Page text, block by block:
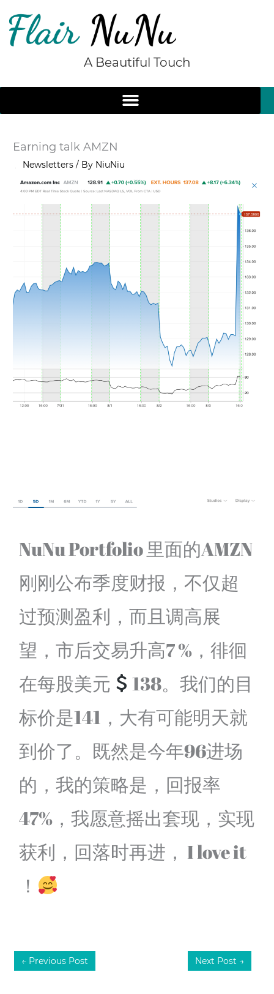
content
A Beautiful Touch
Earning talk AMZN
Newsletters / By NiuNiu
NuNu Portfolio 里面的AMZN
刚刚公布季度财报，不仅超
过预测盈利，而且调高展
望，市后交易升高7 %，徘徊
在每股美元
138。我们的目
标价是141，大有可能明天就
到价了。既然是今年96进场
的，我的策略是，回报率
47%，我愿意摇出套现，实现
获利，回落时再进， I love it
！
← Previous Post Next Post →